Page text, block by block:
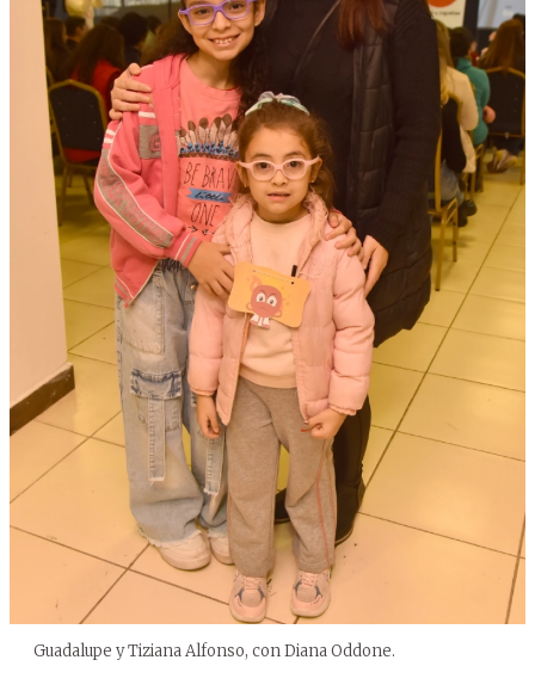
Guadalupe y Tiziana Alfonso, con Diana Oddone.